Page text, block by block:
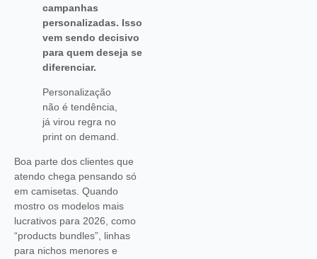
campanhas
personalizadas. Isso
vem sendo decisivo
para quem deseja se
diferenciar.
Personalização
não é tendência,
já virou regra no
print on demand.
Boa parte dos clientes que
atendo chega pensando só
em camisetas. Quando
mostro os modelos mais
lucrativos para 2026, como
“products bundles”, linhas
para nichos menores e